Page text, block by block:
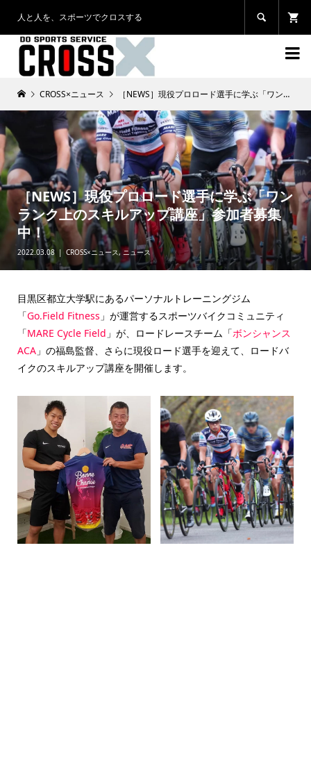
人と人を、スポーツでクロスする 

CROSS×ニュース ［NEWS］現役プロロード選手に学ぶ「ワンランク上のスキルアップ講座」参加者募集中！
［NEWS］現役プロロード選手に学ぶ「ワン
ランク上のスキルアップ講座」参加者募集
中！
2022.03.08 CROSS×ニュース, ニュース
目黒区都立大学駅にあるパーソナルトレーニングジム
「Go.Field Fitness 」が運営するスポーツバイクコミュニティ
「MARE Cycle Field 」が、ロードレースチーム「ボンシャンス
ACA」の福島監督、さらに現役ロード選手を迎えて、ロードバ
イクのスキルアップ講座を開催します。